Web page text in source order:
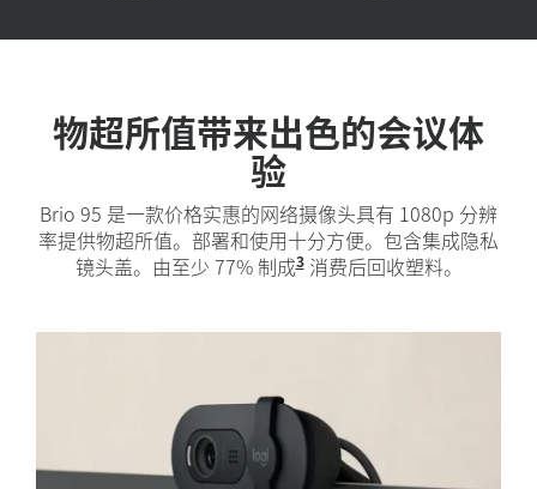
物超所值带来出色的会议体
验
Brio 95 是一款价格实惠的网络摄像头具有 1080p 分辨
率提供物超所值。部署和使用十分方便。包含集成隐私
镜头盖。由至少 77% 制成3Brio 105 中的塑料部件包
消费后回收塑料。